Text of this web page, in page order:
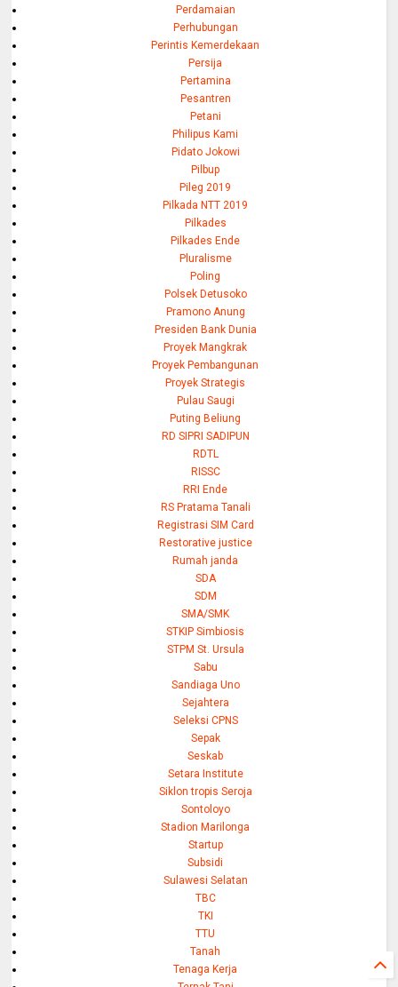
Perdamaian
Perhubungan
Perintis Kemerdekaan
Persija
Pertamina
Pesantren
Petani
Philipus Kami
Pidato Jokowi
Pilbup
Pileg 2019
Pilkada NTT 2019
Pilkades
Pilkades Ende
Pluralisme
Poling
Polsek Detusoko
Pramono Anung
Presiden Bank Dunia
Proyek Mangkrak
Proyek Pembangunan
Proyek Strategis
Pulau Saugi
Puting Beliung
RD SIPRI SADIPUN
RDTL
RISSC
RRI Ende
RS Pratama Tanali
Registrasi SIM Card
Restorative justice
Rumah janda
SDA
SDM
SMA/SMK
STKIP Simbiosis
STPM St. Ursula
Sabu
Sandiaga Uno
Sejahtera
Seleksi CPNS
Sepak
Seskab
Setara Institute
Siklon tropis Seroja
Sontoloyo
Stadion Marilonga
Startup
Subsidi
Sulawesi Selatan
TBC
TKI
TTU
Tanah
Tenaga Kerja